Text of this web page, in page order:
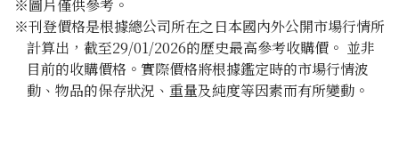
Gold Platinum (K24/Sv1000) Meiji 100th Anniversary
※圖片僅供參考。
※刊登價格是根據總公司所在之日本國內外公開市場行情所
計算出，截至29/01/2026的歷史最高參考收購價。 並非
目前的收購價格。實際價格將根據鑑定時的市場行情波
動、物品的保存狀況、重量及純度等因素而有所變動。